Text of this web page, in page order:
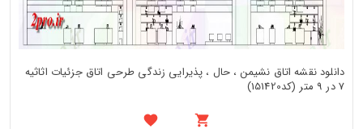
دانلود نقشه اتاق نشیمن ، حال ، پذیرایی زندگی طرحی اتاق جزئیات اثاثیه
7 در 9 متر (کد151420)